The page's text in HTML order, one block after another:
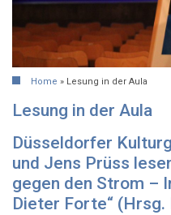
Home » Lesung in der Aula
Lesung in der Aula
Düsseldorfer
und Jens Prüss
gegen den Strom –
Dieter Forte“ (Hrsg.